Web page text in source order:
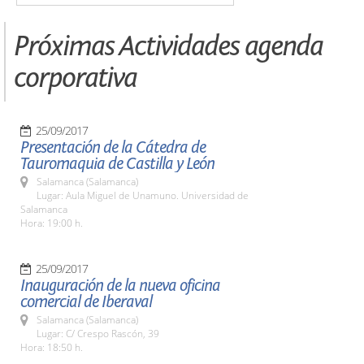
Próximas Actividades agenda
corporativa
25/09/2017
Presentación de la Cátedra de
Tauromaquia de Castilla y León
Salamanca (Salamanca)
Lugar: Aula Miguel de Unamuno. Universidad de
Salamanca
Hora: 19:00 h.
25/09/2017
Inauguración de la nueva oficina
comercial de Iberaval
Salamanca (Salamanca)
Lugar: C/ Crespo Rascón, 39
Hora: 18:50 h.